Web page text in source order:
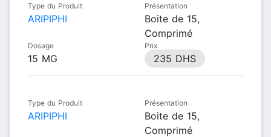
Type du Produit
ARIPIPHI
Présentation
Boite de 15,
Comprimé
Dosage
15 MG
Prix
235 DHS
Type du Produit
ARIPIPHI
Présentation
Boite de 15,
Comprimé